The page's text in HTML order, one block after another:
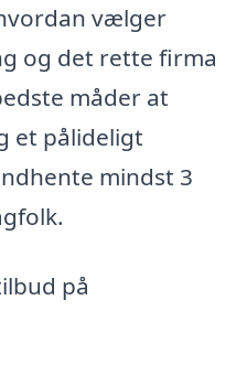
vælger
og det rette firma
måder at
et pålideligt
mindst 3
på